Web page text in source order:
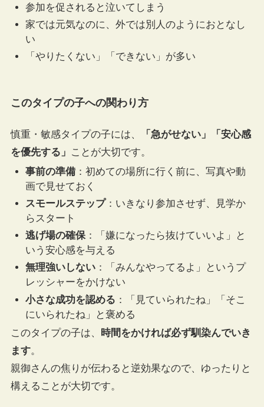
参加を促されると泣いてしまう
家では元気なのに、外では別人のようにおとなし
い
「やりたくない」「できない」が多い
このタイプの子への関わり方
慎重・敏感タイプの子には、
「急がせない」「安心感
を優先する」 ことが大切です。
事前の準備：初めての場所に行く前に、写真や動
画で見せておく
スモールステップ：いきなり参加させず、見学か
らスタート
逃げ場の確保：「嫌になったら抜けていいよ」と
いう安心感を与える
無理強いしない ：「みんなやってるよ」というプ
レッシャーをかけない
小さな成功を認める ：「見ていられたね」「そこ
にいられたね」と褒める
このタイプの子は、 時間をかければ必ず馴染んでいき
ます。
親御さんの焦りが伝わると逆効果なので、ゆったりと
構えることが大切です。